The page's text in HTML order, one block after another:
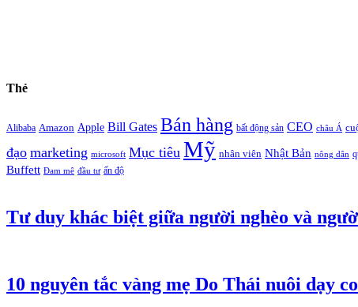
Thẻ
Alibaba Amazon Apple Bill Gates Bán hàng bất động sản CEO châu Á
đạo marketing microsoft Mục tiêu Mỹ nhân viên Nhật Bản nông dân
Buffett Đam mê đầu tư ấn độ
Tư duy khác biệt giữa người nghèo và
10 nguyên tắc vàng mẹ Do Thái nuôi dạy